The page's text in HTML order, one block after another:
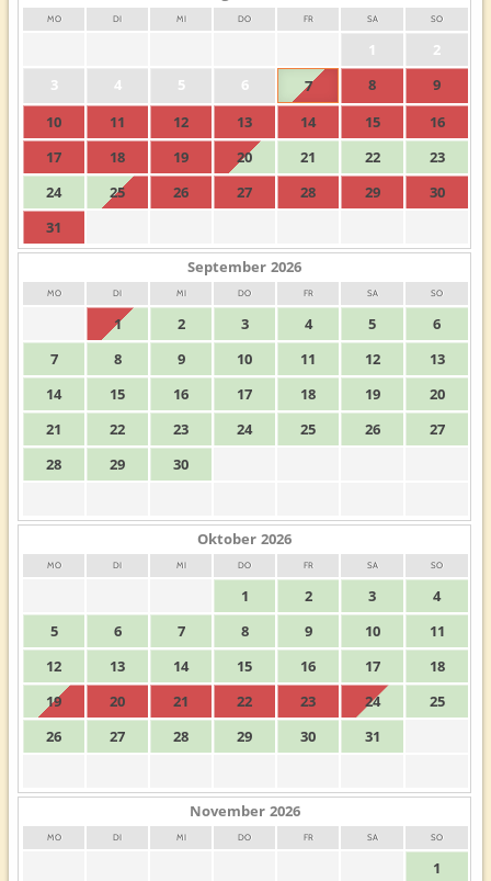
MO DI MI DO FR SA SO
1
2
3
4 5 6 7 8
9
10
11 12 13 14 15
16
17
18 19 20 21 22
23
24
25 26 27 28 29
30
31
September 2026
MO DI MI DO FR SA SO
1 2 3 4 5
6
7
8 9 10 11 12
13
14
15 16 17 18 19
20
21
22 23 24 25 26
27
28
29 30
Oktober 2026
MO DI MI DO FR SA SO
1 2 3
4
5
6 7 8 9 10
11
12
13 14 15 16 17
18
19
20 21 22 23 24
25
26
27 28 29 30 31
November 2026
MO DI MI DO FR SA SO
1